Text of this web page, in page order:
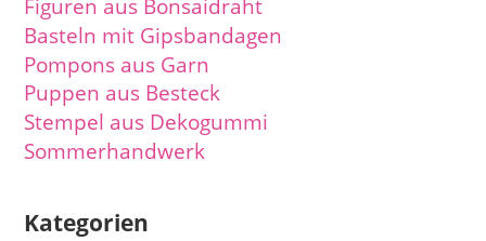
Figuren aus Bonsaidraht
Basteln mit Gipsbandagen
Pompons aus Garn
Puppen aus Besteck
Stempel aus Dekogummi
Sommerhandwerk
Kategorien